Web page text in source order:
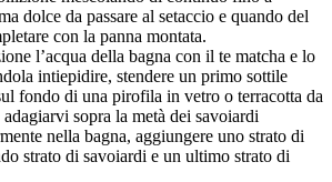
dolce da passare al setaccio e quando del
con la panna montata.
l’acqua della bagna con il te matcha e lo
intiepidire, stendere un primo sottile
fondo di una pirofila in vetro o terracotta da
sopra la metà dei savoiardi
nella bagna, aggiungere uno strato di
strato di savoiardi e un ultimo strato di